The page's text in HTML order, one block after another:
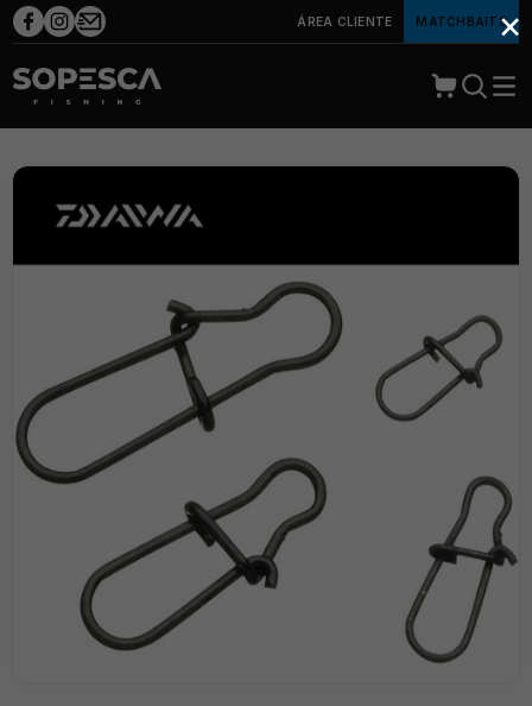
ÁREA CLIENTE MATCHBAITS×